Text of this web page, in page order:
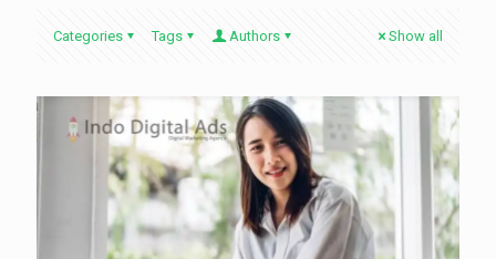
Categories Tags Authors Show all